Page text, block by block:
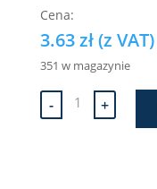
3.63zł(z VAT)
351 w magazynie
- ilość
Opaska
śrubowa
+